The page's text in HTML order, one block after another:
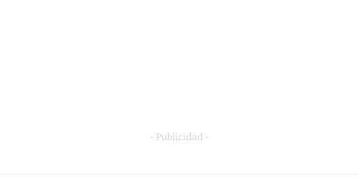
- Publicidad -